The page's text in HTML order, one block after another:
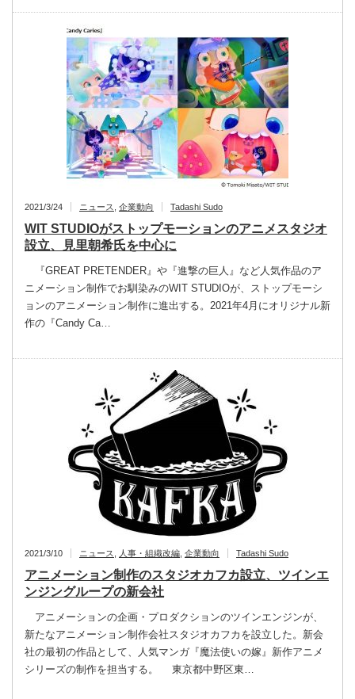
2021/3/24 ニュース 企業動向 Tadashi Sudo
WIT STUDIOがストップモーションのアニメスタジオ
設立、見里朝希氏を中心に
『GREAT PRETENDER』や『進撃の巨人』など人気作品のア
ニメーション制作でお馴染みのWIT STUDIOが、ストップモーシ
ョンのアニメーション制作に進出する。2021年4月にオリジナル新
作の『Candy Ca…
2021/3/10 ニュース 人事・組織改編 企業動向 Tadashi Sudo
アニメーション制作のスタジオカフカ設立、ツインエ
ンジングループの新会社
アニメーションの企画・プロダクションのツインエンジンが、
新たなアニメーション制作会社スタジオカフカを設立した。新会
社の最初の作品として、人気マンガ『魔法使いの嫁』新作アニメ
シリーズの制作を担当する。 東京都中野区東…